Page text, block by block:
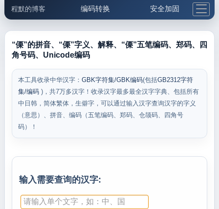
程默的博客 编码转换 安全加固
邮件工具 生活便民 更多工具
“傈”的拼音、“傈”字义、解释、“傈”五笔编码、郑码、四
角号码、Unicode编码
本工具收录中华汉字： GBK字符集/GBK编码(包括GB2312字符
集/编码 )，共7万多汉字！收录汉字最多最全汉字字典、包括所有
中日韩，简体繁体，生僻字，可以通过输入汉字查询汉字的字义
（意思）、拼音、编码（五笔编码、郑码、仓颉码、四角号
码）！
输入需要查询的汉字: